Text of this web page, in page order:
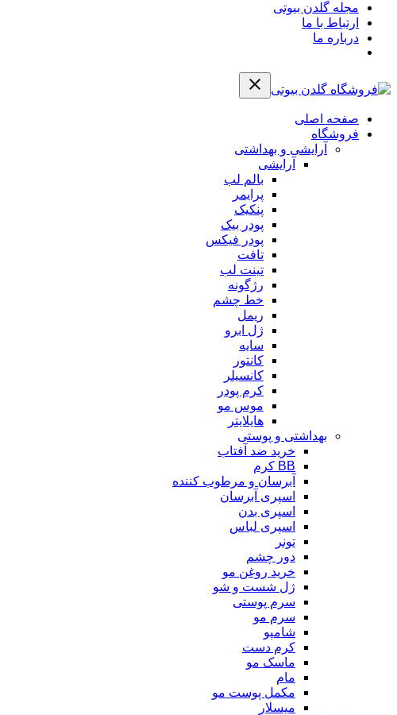
مجله گلدن بیوتی
ارتباط با ما
درباره ما
صفحه اصلی
فروشگاه
آرایشی و بهداشتی
آرایشی
بالم لب
پرایمر
پنکیک
پودر بیک
پودر فیکس
تافت
تینت لب
رژگونه
خط چشم
ریمل
ژل ابرو
سایه
کانتور
کانسیلر
کرم پودر
موس مو
هایلایتر
بهداشتی و پوستی
خرید ضد آفتاب
BB کرم
آبرسان و مرطوب کننده
اسپری آبرسان
اسپری بدن
اسپری لباس
تونر
دور چشم
خرید روغن مو
ژل شست و شو
سرم پوستی
سرم مو
شامپو
کرم دست
ماسک مو
مام
مکمل پوست مو
میسلار